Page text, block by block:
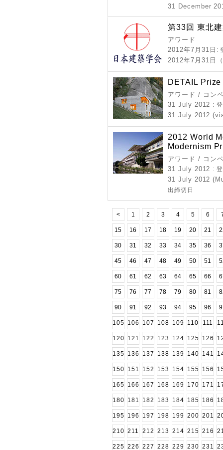
31 December
第33回 東北
アワード
2012年7月31日 :
2012年7月31日
DETAIL
アワード / コン
31 July 2012 :
31 July 2012
2012 World
Modernism
アワード / コン
31 July 2012 :
31 July 2012
出締切日
< 1 2 3 4 5 6
15 16 17 18 19 20 21
30 31 32 33 34 35 36
45 46 47 48 49 50 51
60 61 62 63 64 65 66
75 76 77 78 79 80 81
90 91 92 93 94 95 96
105 106 107 108 109 110 111
120 121 122 123 124 125 126
135 136 137 138 139 140 141
150 151 152 153 154 155 156
165 166 167 168 169 170 171
180 181 182 183 184 185 186
195 196 197 198 199 200 201
210 211 212 213 214 215 216
225 226 227 228 229 230 231